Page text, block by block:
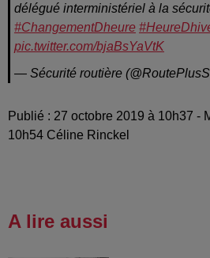
délégué interministériel à la
#ChangementDheure
pic.twitter.com/bjaBsYaVtK
— Sécurité routière
Publié : 27 octobre 2019 à 10h37 -
10h54 Céline Rinckel
A lire aussi